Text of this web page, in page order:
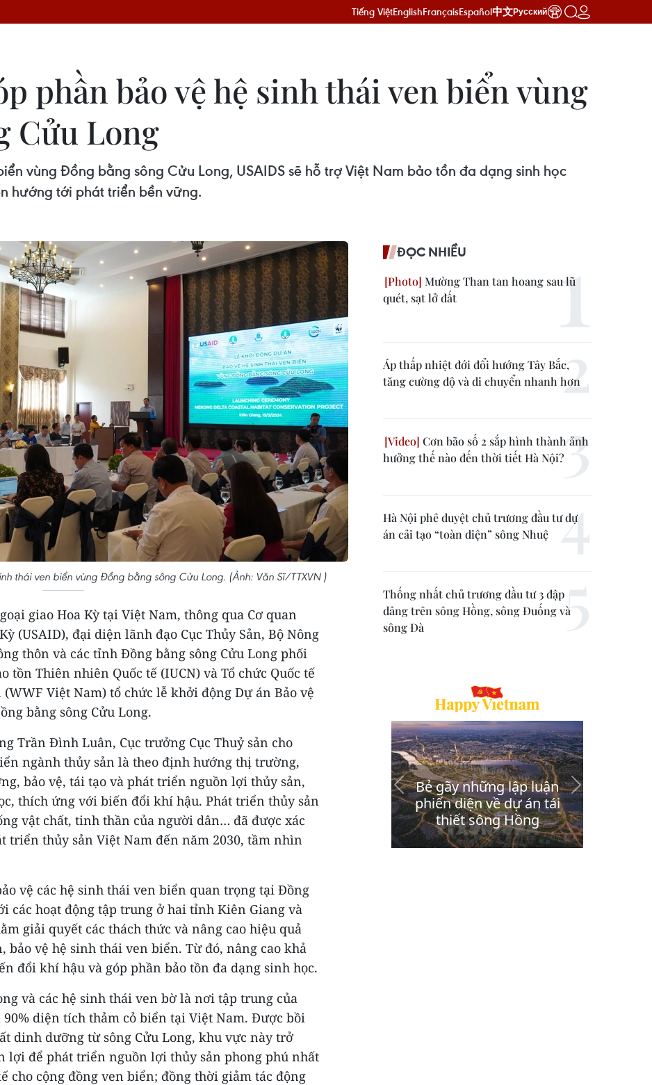
Tiếng ViệtEnglishFrançaisEspañol中文Русский
phần bảo vệ hệ sinh thái ven biển vùng
Cửu Long
vùng Đồng bằng sông Cửu Long, USAIDS sẽ hỗ trợ Việt Nam bảo tồn đa dạng sinh học
hướng tới phát triển bền vững.
thái ven biển vùng Đồng bằng sông Cửu Long. (Ảnh: Văn Sĩ/TTXVN )
giao Hoa Kỳ tại Việt Nam, thông qua Cơ quan
(USAID), đại diện lãnh đạo Cục Thủy Sản, Bộ Nông
thôn và các tỉnh Đồng bằng sông Cửu Long phối
tồn Thiên nhiên Quốc tế (IUCN) và Tổ chức Quốc tế
Việt Nam) tổ chức lễ khởi động Dự án Bảo vệ
bằng sông Cửu Long.
Trần Đình Luân, Cục trưởng Cục Thuỷ sản cho
ngành thủy sản là theo định hướng thị trường,
bảo vệ, tái tạo và phát triển nguồn lợi thủy sản,
thích ứng với biến đổi khí hậu. Phát triển thủy sản
vật chất, tinh thần của người dân… đã được xác
triển thủy sản Việt Nam đến năm 2030, tầm nhìn
vệ các hệ sinh thái ven biển quan trọng tại Đồng
các hoạt động tập trung ở hai tỉnh Kiên Giang và
giải quyết các thách thức và nâng cao hiệu quả
bảo vệ hệ sinh thái ven biển. Từ đó, nâng cao khả
đổi khí hậu và góp phần bảo tồn đa dạng sinh học.
và các hệ sinh thái ven bờ là nơi tập trung của
diện tích thảm cỏ biển tại Việt Nam. Được bồi
dinh dưỡng từ sông Cửu Long, khu vực này trở
lợi để phát triển nguồn lợi thủy sản phong phú nhất
cho cộng đồng ven biển; đồng thời giảm tác động
ĐỌC NHIỀU
Mường Than tan hoang sau lũ
quét, sạt lở đất
Áp thấp nhiệt đới đổi hướng Tây Bắc,
tăng cường độ và di chuyển nhanh hơn
Cơn bão số 2 sắp hình thành ảnh
hưởng thế nào đến thời tiết Hà Nội?
Hà Nội phê duyệt chủ trương đầu tư dự
án cải tạo “toàn diện” sông Nhuệ
Thống nhất chủ trương đầu tư 3 đập
dâng trên sông Hồng, sông Đuống và
sông Đà